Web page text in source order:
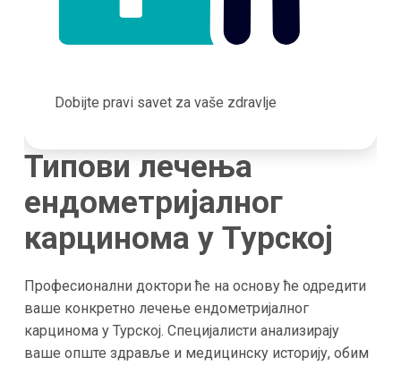
Dobijte pravi savet za vaše zdravlje
Типови лечења
ендометријалног
карцинома у Турској
Професионални доктори ће на основу ће одредити
ваше конкретно лечење ендометријалног
карцинома у Турској. Специјалисти анализирају
ваше опште здравље и медицинску историју, обим